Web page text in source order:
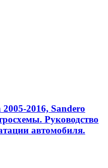
2016, Sandero
Руководство
автомобиля.